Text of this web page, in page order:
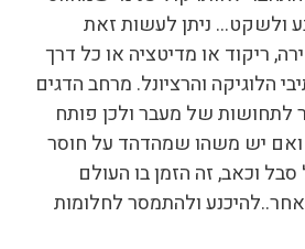
ולשקט… ניתן לעשות זאת
ריקוד או מדיטציה או כל דרך
הלוגיקה והרציונל. מרחב הדגים
של מעבר ולכן פותח
ואם יש משהו שמהדהד על חוסר
וכאב, זה הזמן בו העולם
אחר..להיכנע ולהתמסר לחלומות